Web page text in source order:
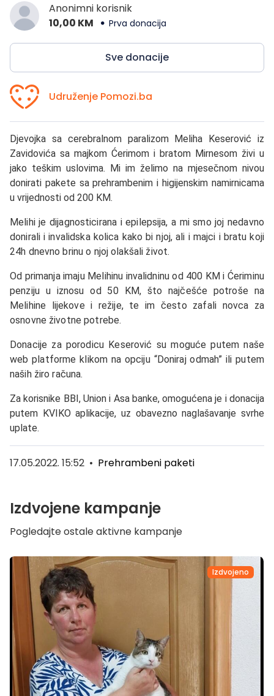
Anonimni korisnik
10,00 KM
Prva donacija
Sve donacije
Udruženje Pomozi.ba
Djevojka sa cerebralnom paralizom Meliha Keserović iz
Zavidovića sa majkom Ćerimom i bratom Mirnesom živi u
jako teškim uslovima. Mi im želimo na mjesečnom nivou
donirati pakete sa prehrambenim i higijenskim namirnicama
u vrijednosti od 200 KM.
Melihi je dijagnosticirana i epilepsija, a mi smo joj nedavno
donirali i invalidska kolica kako bi njoj, ali i majci i bratu koji
24h dnevno brinu o njoj olakšali život.
Od primanja imaju Melihinu invalidninu od 400 KM i Ćeriminu
penziju u iznosu od 50 KM, što najčešće potroše na
Melihine lijekove i režije, te im često zafali novca za
osnovne životne potrebe.
Donacije za porodicu Keserović su moguće putem naše
web platforme klikom na opciju “Doniraj odmah” ili putem
naših žiro računa.
Za korisnike BBI, Union i Asa banke, omogućena je i donacija
putem KVIKO aplikacije, uz obavezno naglašavanje svrhe
uplate.
17.05.2022. 15:52 • Prehrambeni paketi
Izdvojene kampanje
Pogledajte ostale aktivne kampanje
Izdvojeno